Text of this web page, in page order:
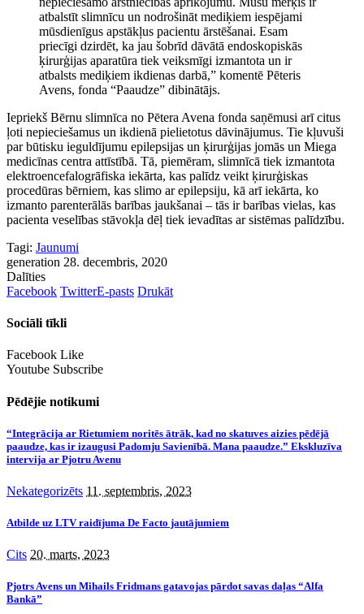
atbalstīt slimnīcu un nodrošināt mediķiem iespējami
mūsdienīgus apstākļus pacientu ārstēšanai. Esam
priecīgi dzirdēt, ka jau šobrīd dāvātā endoskopiskās
ķirurģijas aparatūra tiek veiksmīgi izmantota un ir
atbalsts mediķiem ikdienas darbā,” komentē Pēteris
Avens, fonda “Paaudze” dibinātājs.
Iepriekš Bērnu slimnīca no Pētera Avena fonda saņēmusi arī citus
ļoti nepieciešamus un ikdienā pielietotus dāvinājumus. Tie kļuvuši
par būtisku ieguldījumu epilepsijas un ķirurģijas jomās un Miega
medicīnas centra attīstībā. Tā, piemēram, slimnīcā tiek izmantota
elektroencefalogrāfiska iekārta, kas palīdz veikt ķirurģiskas
procedūras bērniem, kas slimo ar epilepsiju, kā arī iekārta, ko
izmanto parenterālās barības jaukšanai – tās ir barības vielas, kas
pacienta veselības stāvokļa dēļ tiek ievadītas ar sistēmas palīdzību.
Tagi: Jaunumi
generation 28. decembris, 2020
Dalīties
Facebook TwitterE-pasts Drukāt
Sociāli tīkli
Facebook Like
Youtube Subscribe
Pēdējie notikumi
“Integrācija ar Rietumiem noritēs ātrāk, kad no skatuves aizies pēdējā
paaudze, kas ir izaugusi Padomju Savienībā. Mana paaudze.” Ekskluzīva
intervija ar Pjotru Avenu
Nekategorizēts 11. septembris, 2023
Atbilde uz LTV raidījuma De Facto jautājumiem
Cits 20. marts, 2023
Pjotrs Avens un Mihails Fridmans gatavojas pārdot savas daļas “Alfa
Bankā”